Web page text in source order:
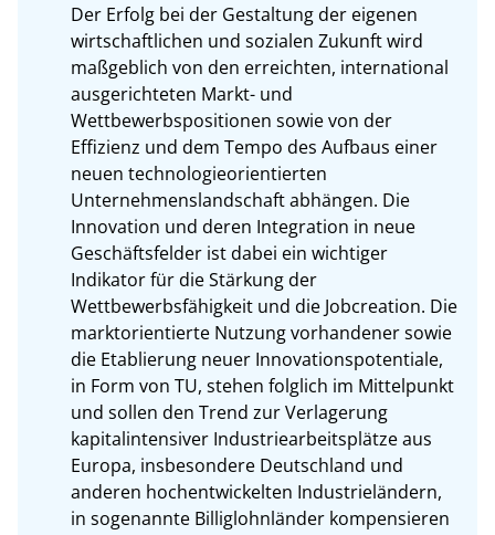
Der Erfolg bei der Gestaltung der eigenen
wirtschaftlichen und sozialen Zukunft wird
maßgeblich von den erreichten, international
ausgerichteten Markt- und
Wettbewerbspositionen sowie von der
Effizienz und dem Tempo des Aufbaus einer
neuen technologieorientierten
Unternehmenslandschaft abhängen. Die
Innovation und deren Integration in neue
Geschäftsfelder ist dabei ein wichtiger
Indikator für die Stärkung der
Wettbewerbsfähigkeit und die Jobcreation. Die
marktorientierte Nutzung vorhandener sowie
die Etablierung neuer Innovationspotentiale,
in Form von TU, stehen folglich im Mittelpunkt
und sollen den Trend zur Verlagerung
kapitalintensiver Industriearbeitsplätze aus
Europa, insbesondere Deutschland und
anderen hochentwickelten Industrieländern,
in sogenannte Billiglohnländer kompensieren